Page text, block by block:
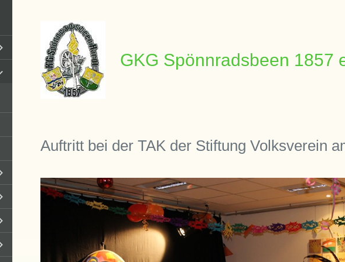
GKG Spönnradsbeen 1857
Auftritt bei der TAK der Stiftung Volksverein